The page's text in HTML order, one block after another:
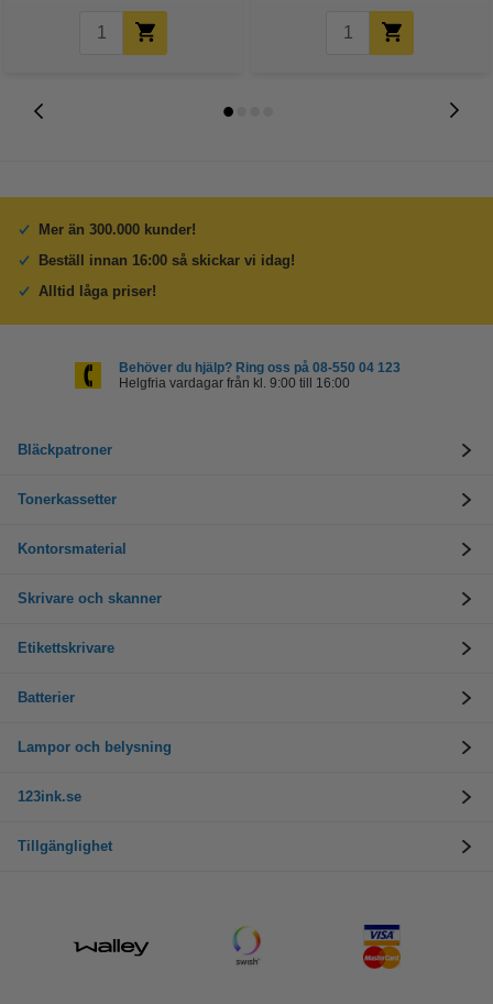
Mer än 300.000 kunder!
Beställ innan 16:00 så skickar vi idag!
Alltid låga priser!
Behöver du hjälp? Ring oss på 08-550 04 123
Helgfria vardagar från kl. 9:00 till 16:00
Bläckpatroner
Tonerkassetter
Kontorsmaterial
Skrivare och skanner
Etikettskrivare
Batterier
Lampor och belysning
123ink.se
Tillgänglighet